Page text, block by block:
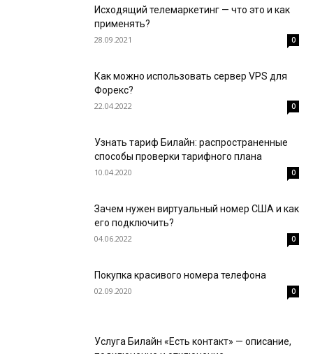
Исходящий телемаркетинг — что это и как
применять?
28.09.2021 0
Как можно использовать сервер VPS для
Форекс?
22.04.2022 0
Узнать тариф Билайн: распространенные
способы проверки тарифного плана
10.04.2020 0
Зачем нужен виртуальный номер США и как
его подключить?
04.06.2022 0
Покупка красивого номера телефона
02.09.2020 0
Услуга Билайн «Есть контакт» — описание,